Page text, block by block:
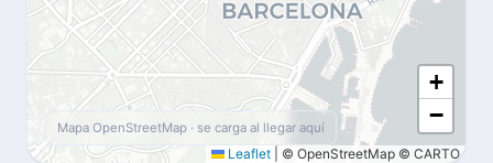
+
−
Leaflet © OpenStreetMap © CARTO
Mapa OpenStreetMap · se carga al llegar aquí